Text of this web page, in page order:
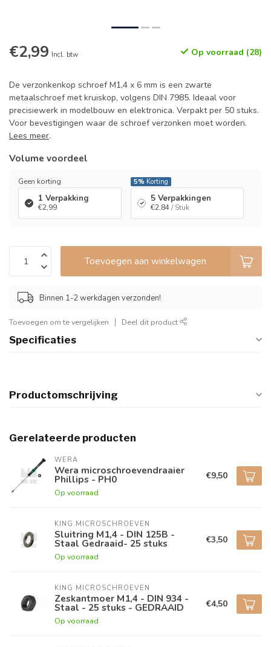
€2,99 Incl. btw Op voorraad (28)
De verzonkenkop schroef M1,4 x 6 mm is een zwarte
metaalschroef met kruiskop, volgens DIN 7985. Ideaal voor
precisiewerk in modelbouw en elektronica. Verpakt per 50 stuks.
Voor bevestigingen waar de schroef verzonken moet worden.
Lees meer.
Volume voordeel
Geen korting
1 Verpakking
€2,99
5% Korting
5 Verpakkingen
€2,84/ Stuk
Toevoegen aan winkelwagen
Binnen 1-2 werkdagen verzonden!
Toevoegen om te vergelijken Deel dit product
Specificaties
Productomschrijving
Gerelateerde producten
WERA
Wera microschroevendraaier
Phillips - PH0
Op voorraad
€9,50
KING MICROSCHROEVEN
Sluitring M1,4 - DIN 125B -
Staal Gedraaid- 25 stuks
Op voorraad
€3,50
KING MICROSCHROEVEN
Zeskantmoer M1,4 - DIN 934 -
Staal - 25 stuks - GEDRAAID
Op voorraad
€4,50